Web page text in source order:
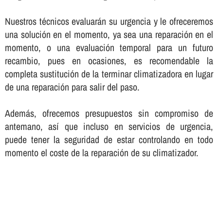
Nuestros técnicos evaluarán su urgencia y le ofreceremos
una solución en el momento, ya sea una reparación en el
momento, o una evaluación temporal para un futuro
recambio, pues en ocasiones, es recomendable la
completa sustitución de la terminar climatizadora en lugar
de una reparación para salir del paso.
Además, ofrecemos presupuestos sin compromiso de
antemano, así­ que incluso en servicios de urgencia,
puede tener la seguridad de estar controlando en todo
momento el coste de la reparación de su climatizador.